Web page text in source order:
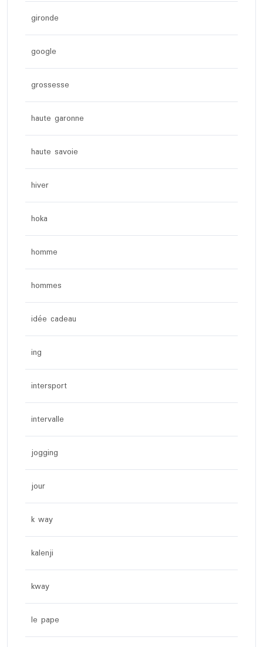
gironde
google
grossesse
haute garonne
haute savoie
hiver
hoka
homme
hommes
idée cadeau
ing
intersport
intervalle
jogging
jour
k way
kalenji
kway
le pape